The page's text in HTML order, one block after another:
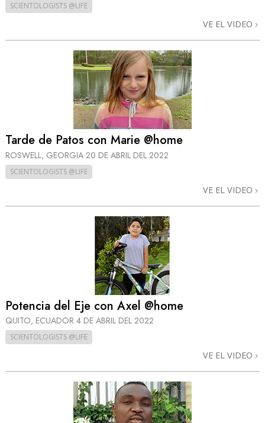
SCIENTOLOGISTS @LIFE
VE EL VIDEO
Tarde de Patos con Marie @home
ROSWELL, GEORGIA 20 DE ABRIL DEL 2022
SCIENTOLOGISTS @LIFE
VE EL VIDEO
Potencia del Eje con Axel @home
QUITO, ECUADOR 4 DE ABRIL DEL 2022
SCIENTOLOGISTS @LIFE
VE EL VIDEO